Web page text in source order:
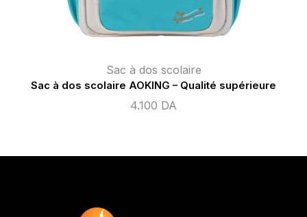
Sac à dos scolaire
Sac à dos scolaire AOKING – Qualité supérieure
4.100 DA